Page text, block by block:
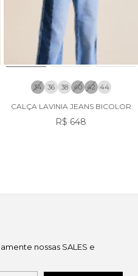
34 36 38 40 42 44
CALÇA LAVINIA JEANS BICOLOR
R$ 648
nossas SALES e